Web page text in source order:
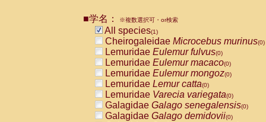
■学名： ※複数選択可・or検索
All species(1)
Cheirogaleidae Microcebus murinus(0)
Lemuridae Eulemur fulvus(0)
Lemuridae Eulemur macaco(0)
Lemuridae Eulemur mongoz(0)
Lemuridae Lemur catta(0)
Lemuridae Varecia variegata(0)
Galagidae Galago senegalensis(0)
Galagidae Galago demidovii(0)